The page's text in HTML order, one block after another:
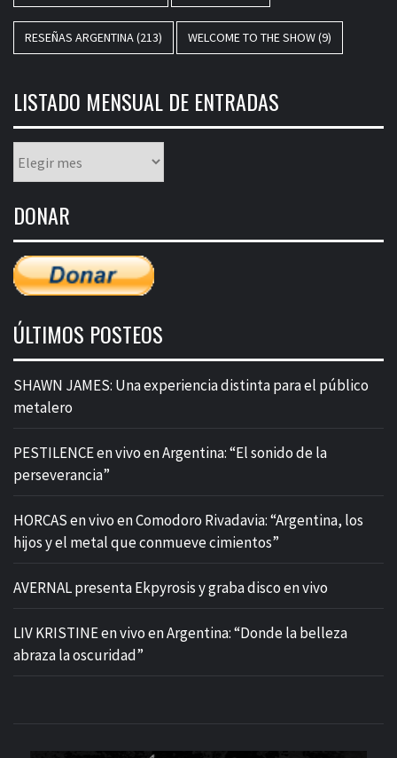
RESEÑAS ARGENTINA(213) WELCOME TO THE SHOW(9)
LISTADO MENSUAL DE ENTRADAS
mensual
entradas
DONAR
ÚLTIMOS POSTEOS
SHAWN JAMES: Una experiencia distinta para el público
metalero
PESTILENCE en vivo en Argentina: “El sonido de la
perseverancia”
HORCAS en vivo en Comodoro Rivadavia: “Argentina, los
hijos y el metal que conmueve cimientos”
AVERNAL presenta Ekpyrosis y graba disco en vivo
LIV KRISTINE en vivo en Argentina: “Donde la belleza
abraza la oscuridad”